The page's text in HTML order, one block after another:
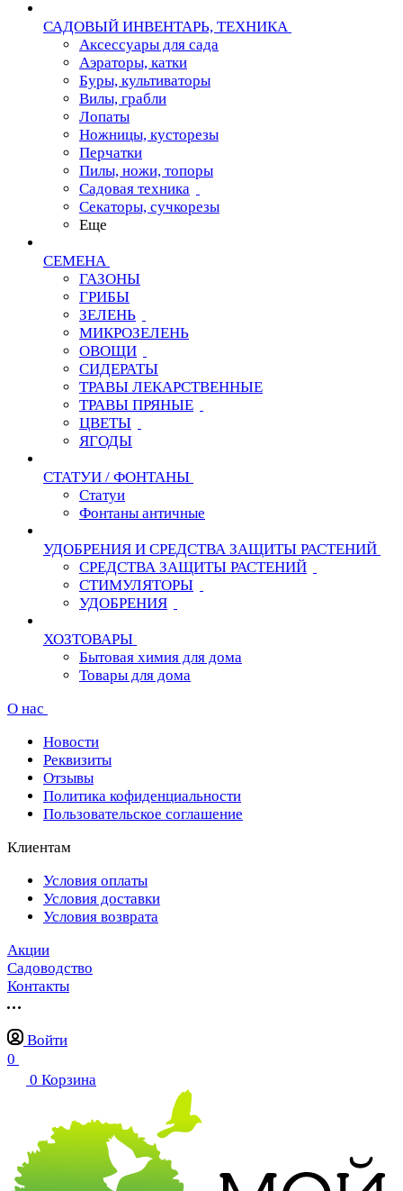
САДОВЫЙ ИНВЕНТАРЬ, ТЕХНИКА
Аксессуары для сада
Аэраторы, катки
Буры, культиваторы
Вилы, грабли
Лопаты
Ножницы, кусторезы
Перчатки
Пилы, ножи, топоры
Садовая техника
Секаторы, сучкорезы
Еще
СЕМЕНА
ГАЗОНЫ
ГРИБЫ
ЗЕЛЕНЬ
МИКРОЗЕЛЕНЬ
ОВОЩИ
СИДЕРАТЫ
ТРАВЫ ЛЕКАРСТВЕННЫЕ
ТРАВЫ ПРЯНЫЕ
ЦВЕТЫ
ЯГОДЫ
СТАТУИ / ФОНТАНЫ
Статуи
Фонтаны античные
УДОБРЕНИЯ И СРЕДСТВА ЗАЩИТЫ РАСТЕНИЙ
СРЕДСТВА ЗАЩИТЫ РАСТЕНИЙ
СТИМУЛЯТОРЫ
УДОБРЕНИЯ
ХОЗТОВАРЫ
Бытовая химия для дома
Товары для дома
О нас
Новости
Реквизиты
Отзывы
Политика кофиденциальности
Пользовательское соглашение
Клиентам
Условия оплаты
Условия доставки
Условия возврата
Акции
Садоводство
Контакты
Войти
0
0 Корзина